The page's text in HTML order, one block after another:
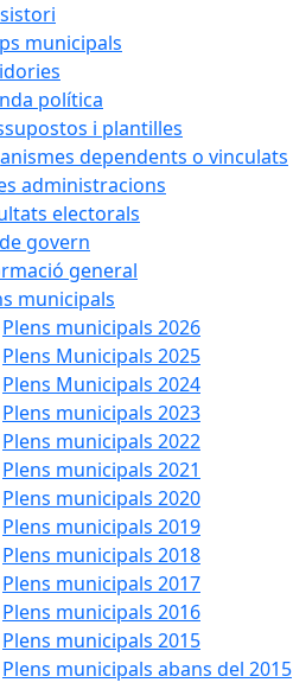
municipals
política
i plantilles
dependents o vinculats
administracions
electorals
govern
general
municipals
Plens municipals 2026
Plens Municipals 2025
Plens Municipals 2024
Plens municipals 2023
Plens municipals 2022
Plens municipals 2021
Plens municipals 2020
Plens municipals 2019
Plens municipals 2018
Plens municipals 2017
Plens municipals 2016
Plens municipals 2015
Plens municipals abans del 2015